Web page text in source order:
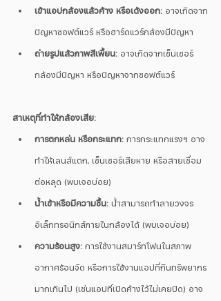
เข้าแอปกล้องแล้วค้าง หรือเด้งออก: อาจเกิดจาก
ปัญหาซอฟต์แวร์ หรือฮาร์ดแวร์กล้องมีปัญหา
ถ่ายรูปแล้วภาพสีเพี้ยน: อาจเกิดจากเซ็นเซอร์
กล้องมีปัญหา หรือปัญหาจากซอฟต์แวร์
สาเหตุที่ทำให้กล้องเสีย:
การตกหล่น หรือกระแทก: การกระแทกแรงๆ อาจ
ทำให้เลนส์แตก, เซ็นเซอร์เสียหาย หรือสายเชื่อม
ต่อหลุด (พบเจอบ่อย)
น้ำเข้าหรือมีความชื้น: น้ำสามารถทำลายวงจร
อิเล็กทรอนิกส์ภายในกล้องได้ (พบเจอบ่อย)
ความร้อนสูง: การใช้งานสมาร์ทโฟนในสภาพ
อากาศร้อนจัด หรือการใช้งานแอปที่กินทรัพยากร
มากเกินไป (เช่นแอปที่เปิดค้างไว้ไม่เคยปิด) อาจ